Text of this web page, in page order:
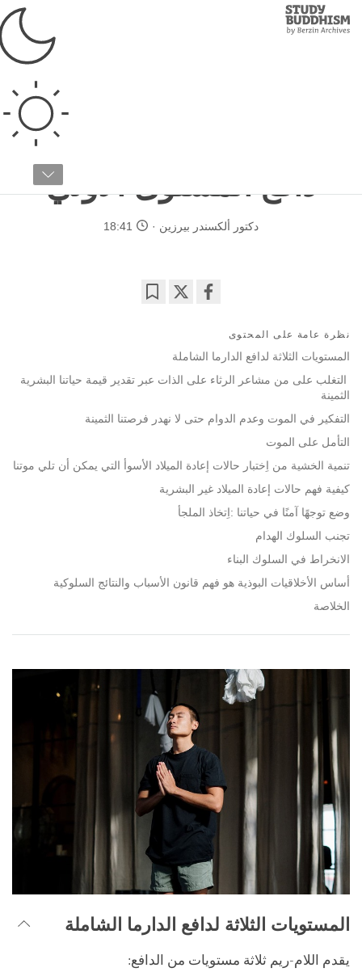
Study
Buddhism
دافع المستوى الأولي
دكتور ألكسندر بيرزين 18:41
facebook
نظرة عامة على المحتوى
المستويات الثلاثة لدافع الدارما الشاملة
التغلب على من مشاعر الرثاء على الذات عبر تقدير قيمة حياتنا البشرية
الثمينة
التفكير في الموت وعدم الدوام حتى لا نهدر فرصتنا الثمينة
التأمل على الموت
تنمية الخشية من اِختبار حالات إعادة الميلاد الأسوأ التي يمكن أن تلي موتنا
كيفية فهم حالات إعادة الميلاد غير البشرية
وضع توجهًا آمنًا في حياتنا :اِتخاذ الملجأ
تجنب السلوك الهدام
الانخراط في السلوك البناء
أساس الأخلاقيات البوذية هو فهم قانون الأسباب والنتائج السلوكية
الخلاصة
المستويات الثلاثة لدافع الدارما الشاملة
يقدم اللام-ريم ثلاثة مستويات من الدافع: